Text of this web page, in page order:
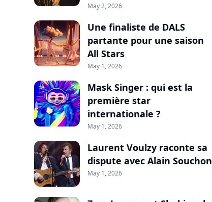
May 2, 2026
Une finaliste de DALS
partante pour une saison
All Stars
May 1, 2026
Mask Singer : qui est la
première star
internationale ?
May 1, 2026
Laurent Voulzy raconte sa
dispute avec Alain Souchon
May 1, 2026